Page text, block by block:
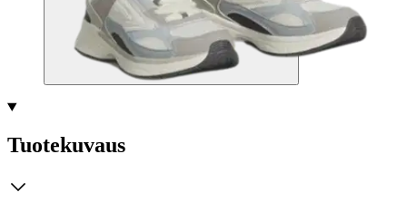
Valitse tuotteen koko
Tuotekuvaus